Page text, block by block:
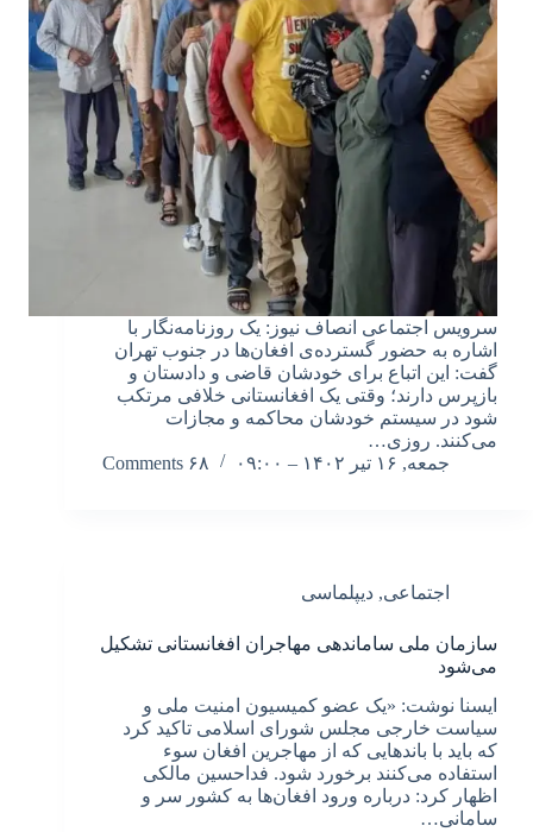
سرویس اجتماعی انصاف نیوز: یک روزنامه‌نگار با
اشاره به حضور گسترده‌ی افغان‌ها در جنوب تهران
گفت: این اتباع برای خودشان قاضی و دادستان و
بازپرس دارند؛ وقتی یک افغانستانی خلافی مرتکب
شود در سیستم خودشان محاکمه و مجازات
می‌کنند. روزی…
جمعه, ۱۶ تیر ۱۴۰۲ – ۰۹:۰۰
۶۸ Comments
اجتماعی, دیپلماسی
سازمان ملی ساماندهی مهاجران افغانستانی تشکیل
می‌شود
ایسنا نوشت: «یک عضو کمیسیون امنیت ملی و
سیاست خارجی مجلس شورای اسلامی تاکید کرد
که باید با باندهایی که از مهاجرین افغان سوء
استفاده می‌کنند برخورد شود. فداحسین مالکی
اظهار کرد: درباره ورود افغان‌ها به کشور سر و
سامانی…